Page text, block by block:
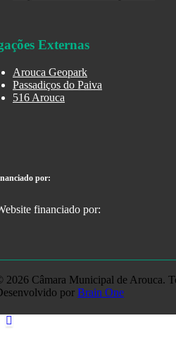
Externas
Arouca Geopark
Passadiços do Paiva
516 Arouca
por:
2026 Câmara Municipal de Arouca.
por Brain One